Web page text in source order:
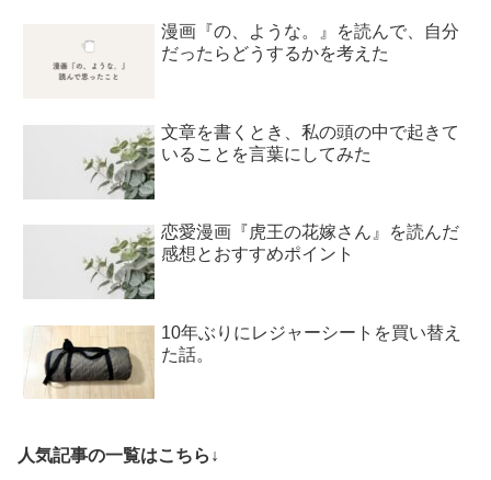
漫画『の、ような。』を読んで、自分
だったらどうするかを考えた
文章を書くとき、私の頭の中で起きて
いることを言葉にしてみた
恋愛漫画『虎王の花嫁さん』を読んだ
感想とおすすめポイント
10年ぶりにレジャーシートを買い替え
た話。
人気記事の一覧はこちら↓